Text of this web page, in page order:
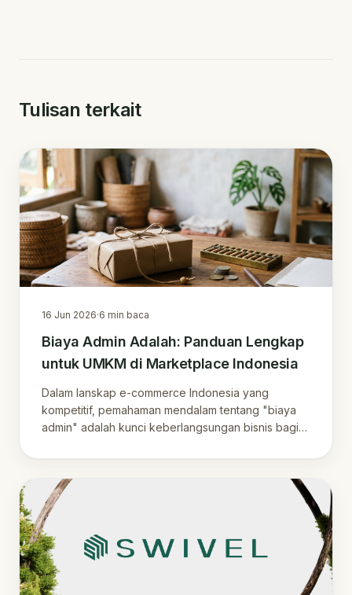
Tulisan terkait
16 Jun 2026·6 min baca
Biaya Admin Adalah: Panduan Lengkap
untuk UMKM di Marketplace Indonesia
Dalam lanskap e-commerce Indonesia yang
kompetitif, pemahaman mendalam tentang "biaya
admin" adalah kunci keberlangsungan bisnis bagi